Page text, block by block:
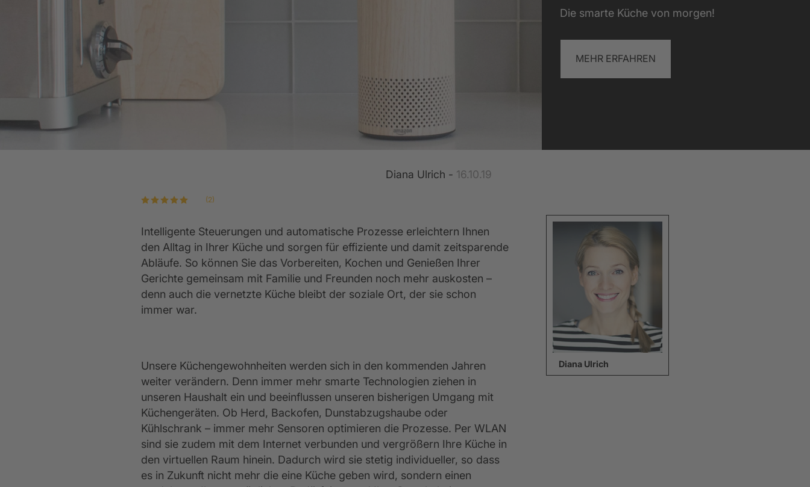
Mehr anzeigen
Rückblick Küchenschule Mehr anzeigen
Mehr anzeigen
Die smarte Küche von morgen!
MEHR ERFAHREN
Diana Ulrich - 16.10.19
(2)
Intelligente Steuerungen und automatische Prozesse erleichtern Ihnen
den Alltag in Ihrer Küche und sorgen für effiziente und damit zeitsparende
Abläufe. So können Sie das Vorbereiten, Kochen und Genießen Ihrer
Gerichte gemeinsam mit Familie und Freunden noch mehr auskosten –
denn auch die vernetzte Küche bleibt der soziale Ort, der sie schon
immer war.
Unsere Küchengewohnheiten werden sich in den kommenden Jahren
weiter verändern. Denn immer mehr smarte Technologien ziehen in
unseren Haushalt ein und beeinflussen unseren bisherigen Umgang mit
Küchengeräten. Ob Herd, Backofen, Dunstabzugshaube oder
Kühlschrank – immer mehr Sensoren optimieren die Prozesse. Per WLAN
sind sie zudem mit dem Internet verbunden und vergrößern Ihre Küche in
den virtuellen Raum hinein. Dadurch wird sie stetig individueller, so dass
es in Zukunft nicht mehr die eine Küche geben wird, sondern einen
Diana Ulrich